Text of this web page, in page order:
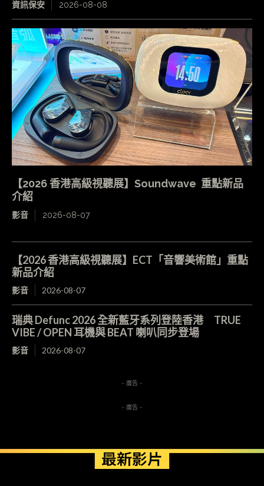
資訊保安 2026-08-08
【2026 香港高級視聽展】Soundwave 重點新品
介紹
影音 2026-08-07
【2026 香港高級視聽展】ECT「音響美術館」重點
新品介紹
影音 2026-08-07
瑞典 Defunc 2026 全新藍牙系列登陸香港 TRUE
VIBE / OPEN 耳機與 BEAT 喇叭同步登場
影音 2026-08-07
- 廣告 -
- 廣告 -
最新影片